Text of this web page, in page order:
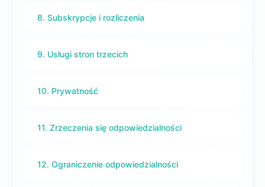
8. Subskrypcje i rozliczenia
9. Usługi stron trzecich
10. Prywatność
11. Zrzeczenia się odpowiedzialności
12. Ograniczenie odpowiedzialności